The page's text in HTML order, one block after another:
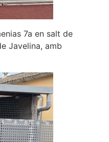
7a en salt de
Javelina, amb